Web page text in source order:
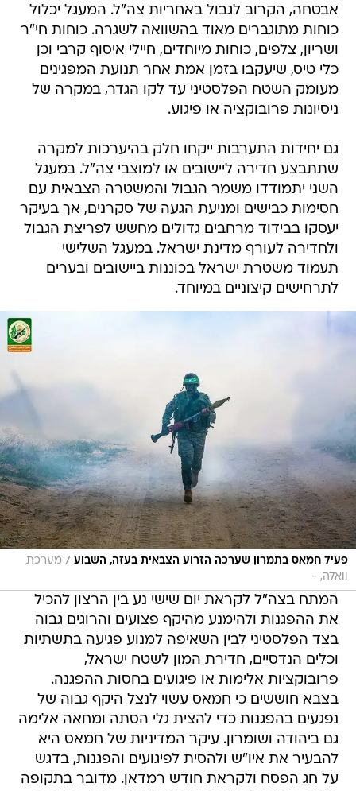
אבטחה, הקרוב לגבול באחריות צה"ל. המעגל יכלול
כוחות מתוגברים מאוד בהשוואה לשגרה. כוחות חי"ר
ושריון, צלפים, כוחות מיוחדים, חיילי איסוף קרבי וכן
כלי טיס, שיעקבו בזמן אמת אחר תנועת המפגינים
מעומק השטח הפלסטיני עד לקו הגדר, במקרה של
ניסיונות פרובוקציה או פיגוע.
גם יחידות התערבות ייקחו חלק בהיערכות למקרה
שתתבצע חדירה ליישובים או למוצבי צה"ל. במעגל
השני יתמודדו משמר הגבול והמשטרה הצבאית עם
חסימות כבישים ומניעת הגעה של סקרנים, אך בעיקר
יעסקו בבידוד מרחבים גדולים מחשש לפריצת הגבול
ולחדירה לעורף מדינת ישראל. במעגל השלישי
תעמוד משטרת ישראל בכוננות ביישובים ובערים
לתרחישים קיצוניים במיוחד.
פעיל חמאס בתמרון שערכה הזרוע הצבאית בעזה, השבוע / מערכת
וואלה, -
המתח בצה"ל לקראת יום שישי נע בין הרצון להכיל
את ההפגנות ולהימנע מהיקף פצועים והרוגים גבוה
בצד הפלסטיני לבין השאיפה למנוע פגיעה בתשתיות
וכלים הנדסיים, חדירת המון לשטח ישראל,
פרובוקציות אלימות או פיגועים בחסות ההפגנה.
בצבא חוששים כי חמאס עשוי לנצל היקף גבוה של
נפגעים בהפגנות כדי להצית גלי הסתה ומחאה אלימה
גם ביהודה ושומרון. עיקר המדיניות של חמאס היא
להבעיר את איו"ש ולהסית לפיגועים והפגנות, בדגש
על חג הפסח ולקראת חודש רמדאן. מדובר בתקופה